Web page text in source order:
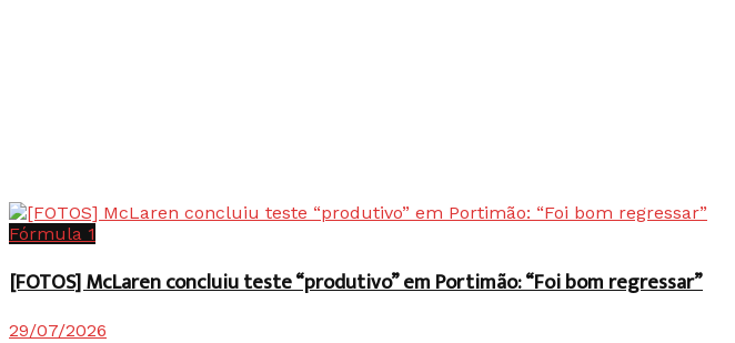
Fórmula 1
[FOTOS] McLaren concluiu teste “produtivo” em Portimão: “Foi bom regressar”
29/07/2026